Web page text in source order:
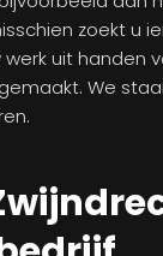
zoekt u
uit handen
We